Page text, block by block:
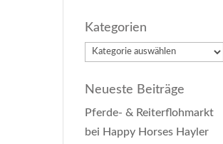
Kategorien
Kategorien
Neueste Beiträge
Pferde- & Reiterflohmarkt
bei Happy Horses Hayler